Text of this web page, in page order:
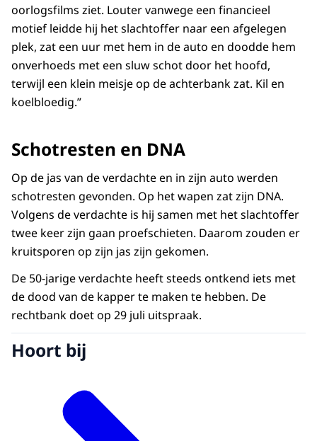
oorlogsfilms ziet. Louter vanwege een financieel
motief leidde hij het slachtoffer naar een afgelegen
plek, zat een uur met hem in de auto en doodde hem
onverhoeds met een sluw schot door het hoofd,
terwijl een klein meisje op de achterbank zat. Kil en
koelbloedig.”
Schotresten en DNA
Op de jas van de verdachte en in zijn auto werden
schotresten gevonden. Op het wapen zat zijn DNA.
Volgens de verdachte is hij samen met het slachtoffer
twee keer zijn gaan proefschieten. Daarom zouden er
kruitsporen op zijn jas zijn gekomen.
De 50-jarige verdachte heeft steeds ontkend iets met
de dood van de kapper te maken te hebben. De
rechtbank doet op 29 juli uitspraak.
Hoort bij